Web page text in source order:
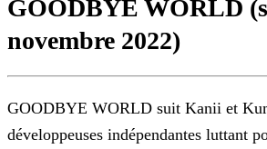
GOODBYE WORLD
novembre 2022)
GOODBYE WORLD suit Kanii et
développeuses indépendantes luttant